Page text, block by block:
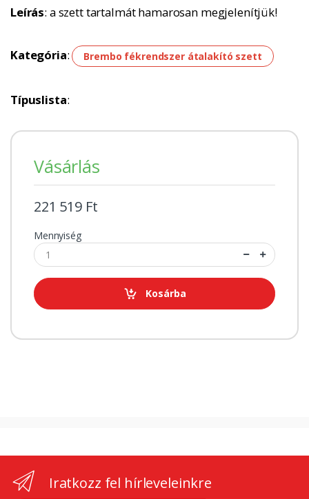
Leírás: a szett tartalmát hamarosan megjelenítjük!
Kategória: Brembo fékrendszer átalakító szett
Típuslista:
Vásárlás
221 519 Ft
Mennyiség
Kosárba
Iratkozz fel hírleveleinkre